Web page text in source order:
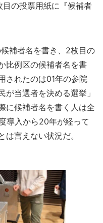
の投票用紙に『候補者
補者名を書き、2枚目の
比例区の候補者名を書
されたのは01年の参院
当選者を決める選挙」
に候補者名を書く人は全
導入から20年が経って
は言えない状況だ。